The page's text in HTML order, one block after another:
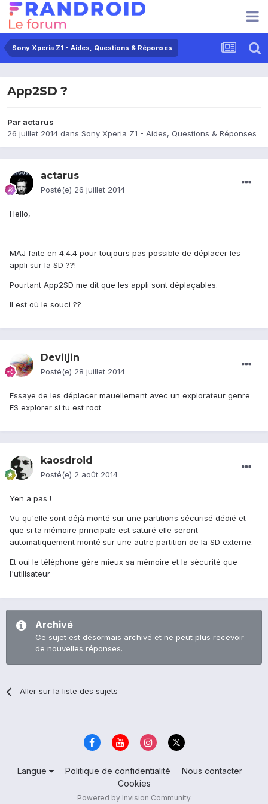
Sony Xperia Z1 - Aides, Questions & Réponses
App2SD ?
Paractarus
26 juillet 2014 dans Sony Xperia Z1 - Aides, Questions & Réponses
actarus
Posté(e) 26 juillet 2014
Hello,
MAJ faite en 4.4.4 pour toujours pas possible de déplacer les
appli sur la SD ??!
Pourtant App2SD me dit que les appli sont déplaçables.
Il est où le souci ??
Deviljin
Posté(e) 28 juillet 2014
Essaye de les déplacer mauellement avec un explorateur genre
ES explorer si tu est root
kaosdroid
Posté(e) 2 août 2014
Yen a pas !
Vu qu'elle sont déjà monté sur une partitions sécurisé dédié et
que si ta mémoire principale est saturé elle seront
automatiquement monté sur une autre partition de la SD externe.
Et oui le téléphone gère mieux sa mémoire et la sécurité que
l'utilisateur
Archivé
Ce sujet est désormais archivé et ne peut plus recevoir
de nouvelles réponses.
Aller sur la liste des sujets
Langue Politique de confidentialité
Nous contacter
Cookies
Powered by Invision Community